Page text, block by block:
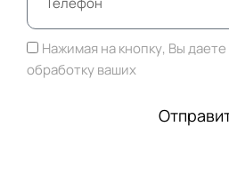
Нажимая на кнопку, Вы
обработку ваших